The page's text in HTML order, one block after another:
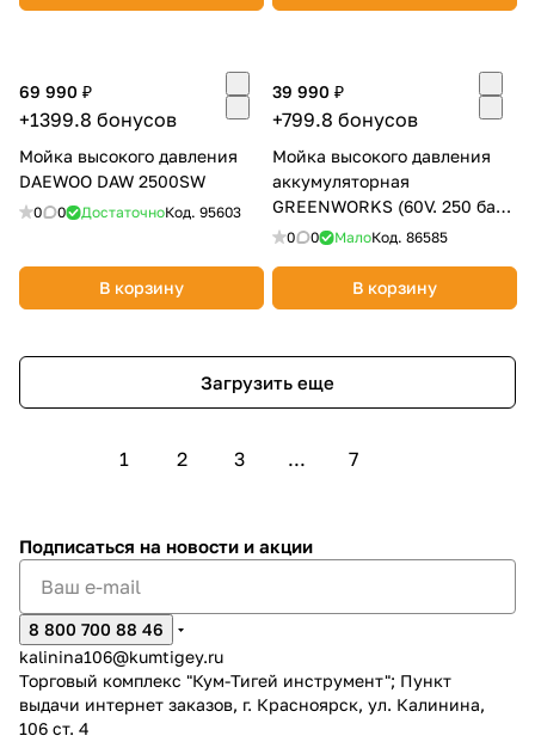
69 990 ₽
+1399.8 бонусов
Мойка высокого давления
DAEWOO DAW 2500SW
0 0 ДостаточноКод. 95603
В корзину
39 990 ₽
+799.8 бонусов
Мойка высокого давления
аккумуляторная
GREENWORKS (60V. 250 бар,
бесщет., с портом на 2АКБ)
0 0 МалоКод. 86585
В корзину
Загрузить еще
1 2 3 ... 7
Подписаться на новости и акции
8 800 700 88 46
kalinina106@kumtigey.ru
Торговый комплекс "Кум-Тигей инструмент"; Пункт
выдачи интернет заказов, г. Красноярск, ул. Калинина,
106 ст. 4